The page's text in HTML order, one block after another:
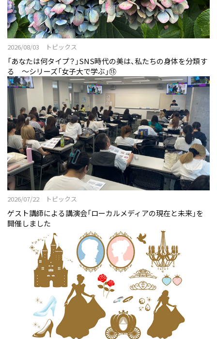
2026/08/03 トピックス
「あなたは何タイプ？」――SNS時代の美は、私たちの身体を分類す
る 〜シリーズ「女子大で学ぶ」⑮
2026/07/22 トピックス
ゲスト講師による講演会「ローカルメディアの現在と未来」を
開催しました